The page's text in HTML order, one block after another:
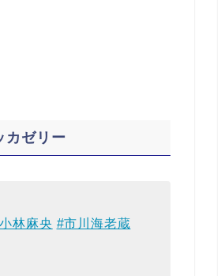
カゼリー
林麻央 #市川海老蔵